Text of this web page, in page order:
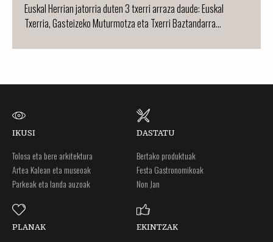
Euskal Herrian jatorria duten 3 txerri arraza daude: Euskal
Txerria, Gasteizeko Muturmotza eta Txerri Baztandarra...
IKUSI
Tolosa eta bere arkitektura
Artea Kalean eta museoak
Parkeak eta landa auzoak
DASTATU
Bertako produktuak
Festa Gastronomikoak
Non Jan
PLANAK EKINTZAK